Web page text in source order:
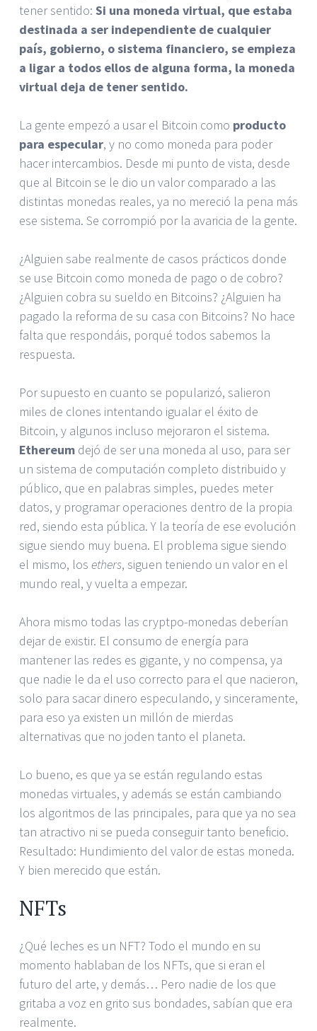
tener sentido: Si una moneda virtual, que estaba
destinada a ser independiente de cualquier
país, gobierno, o sistema financiero, se empieza
a ligar a todos ellos de alguna forma, la moneda
virtual deja de tener sentido.
La gente empezó a usar el Bitcoin como producto
para especular, y no como moneda para poder
hacer intercambios. Desde mi punto de vista, desde
que al Bitcoin se le dio un valor comparado a las
distintas monedas reales, ya no mereció la pena más
ese sistema. Se corrompió por la avaricia de la gente.
¿Alguien sabe realmente de casos prácticos donde
se use Bitcoin como moneda de pago o de cobro?
¿Alguien cobra su sueldo en Bitcoins? ¿Alguien ha
pagado la reforma de su casa con Bitcoins? No hace
falta que respondáis, porqué todos sabemos la
respuesta.
Por supuesto en cuanto se popularizó, salieron
miles de clones intentando igualar el éxito de
Bitcoin, y algunos incluso mejoraron el sistema.
Ethereum dejó de ser una moneda al uso, para ser
un sistema de computación completo distribuido y
público, que en palabras simples, puedes meter
datos, y programar operaciones dentro de la propia
red, siendo esta pública. Y la teoría de ese evolución
sigue siendo muy buena. El problema sigue siendo
el mismo, los ethers, siguen teniendo un valor en el
mundo real, y vuelta a empezar.
Ahora mismo todas las cryptpo-monedas deberían
dejar de existir. El consumo de energía para
mantener las redes es gigante, y no compensa, ya
que nadie le da el uso correcto para el que nacieron,
solo para sacar dinero especulando, y sinceramente,
para eso ya existen un millón de mierdas
alternativas que no joden tanto el planeta.
Lo bueno, es que ya se están regulando estas
monedas virtuales, y además se están cambiando
los algoritmos de las principales, para que ya no sea
tan atractivo ni se pueda conseguir tanto beneficio.
Resultado: Hundimiento del valor de estas moneda.
Y bien merecido que están.
NFTs
¿Qué leches es un NFT? Todo el mundo en su
momento hablaban de los NFTs, que si eran el
futuro del arte, y demás… Pero nadie de los que
gritaba a voz en grito sus bondades, sabían que era
realmente.